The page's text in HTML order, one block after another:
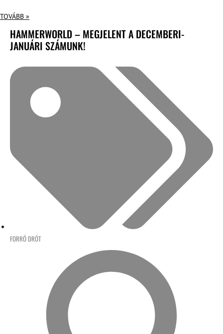
TOVÁBB »
HAMMERWORLD – MEGJELENT A DECEMBERI-
JANUÁRI SZÁMUNK!
FORRÓ DRÓT